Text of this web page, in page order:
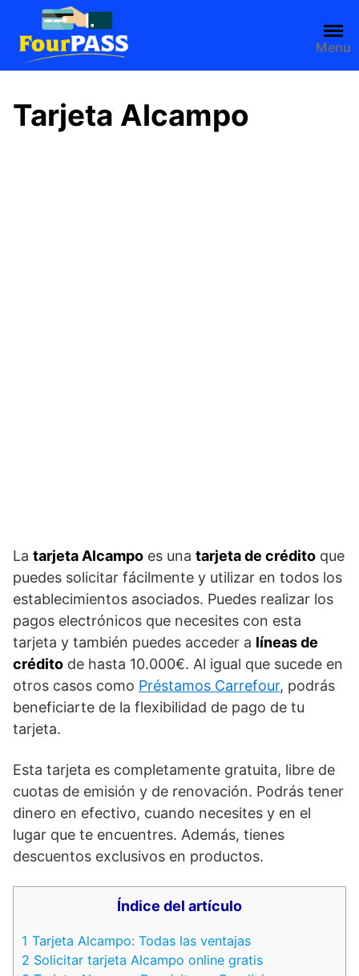
contenido
Menu
Tarjeta Alcampo
La tarjeta Alcampo es una tarjeta de crédito que
puedes solicitar fácilmente y utilizar en todos los
establecimientos asociados. Puedes realizar los
pagos electrónicos que necesites con esta
tarjeta y también puedes acceder a líneas de
crédito de hasta 10.000€. Al igual que sucede en
otros casos como Préstamos Carrefour, podrás
beneficiarte de la flexibilidad de pago de tu
tarjeta.
Esta tarjeta es completamente gratuita, libre de
cuotas de emisión y de renovación. Podrás tener
dinero en efectivo, cuando necesites y en el
lugar que te encuentres. Además, tienes
descuentos exclusivos en productos.
Índice del artículo
1 Tarjeta Alcampo: Todas las ventajas
2 Solicitar tarjeta Alcampo online gratis